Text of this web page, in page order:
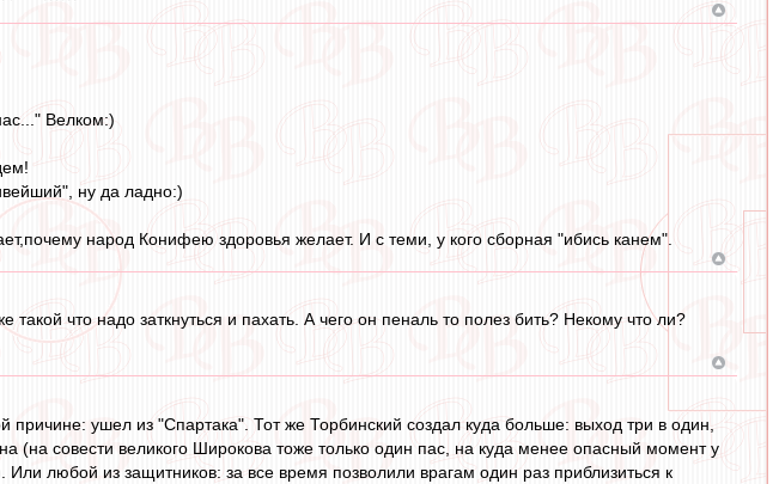
Велком:)
ну да ладно:)
народ Конифею здоровья желает. И с теми, у кого сборная "ибись канем".
что надо заткнуться и пахать. А чего он пеналь то полез бить? Некому что ли?
ушел из "Спартака". Тот же Торбинский создал куда больше: выход три в один,
(на совести великого Широкова тоже только один пас, на куда менее опасный момент у
любой из защитников: за все время позволили врагам один раз приблизиться к